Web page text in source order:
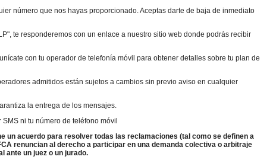
número que nos hayas proporcionado. Aceptas darte de baja de inmediato
te responderemos con un enlace a nuestro sitio web donde podrás recibir
con tu operador de telefonía móvil para obtener detalles sobre tu plan de
admitidos están sujetos a cambios sin previo aviso en cualquier
la entrega de los mensajes.
ni tu número de teléfono móvil
un acuerdo para resolver todas las reclamaciones (tal como se definen a
renuncian al derecho a participar en una demanda colectiva o arbitraje
ante un juez o un jurado.